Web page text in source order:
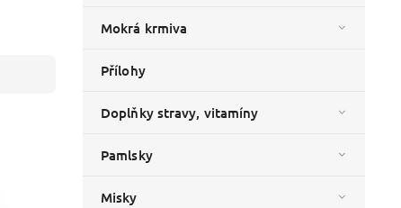
Mokrá krmiva
Přílohy
Doplňky stravy, vitamíny
Pamlsky
Misky